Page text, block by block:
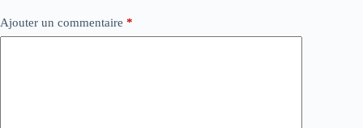
Ajouter un commentaire *